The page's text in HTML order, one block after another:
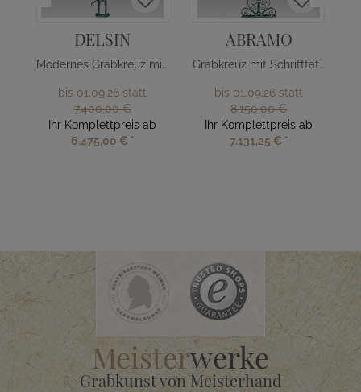
DELSIN
Modernes Grabkreuz mit Rosenranke
bis 01.09.26 statt
7.400,00 €
Ihr Komplettpreis ab
6.475,00 € *
ABRAMO
Grabkreuz mit Schrifttafel
bis 01.09.26 statt
8.150,00 €
Ihr Komplettpreis ab
7.131,25 € *
Meisterwerke
Grabkunst von Meisterhand